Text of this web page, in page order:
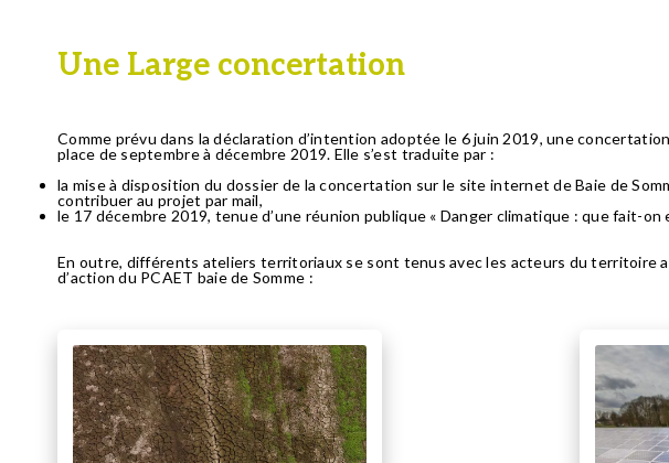
Une Large concertation
Comme prévu dans la déclaration d’intention adoptée le 6 juin 2019, une
place de septembre à décembre 2019. Elle s’est traduite par :
la mise à disposition du dossier de la concertation sur le site internet de Baie de
contribuer au projet par mail,
le 17 décembre 2019, tenue d’une réunion publique « Danger climatique : que fait-on
En outre, différents ateliers territoriaux se sont tenus avec les acteurs du territoire
d’action du PCAET baie de Somme :